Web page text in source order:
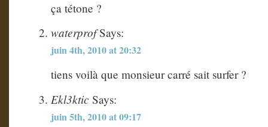
ça tétone ?
waterprofSays:
juin 4th, 2010 at 20:32
tiens voilà que monsieur carré sait surfer ?
Ekl3ktic Says:
juin 5th, 2010 at 09:17